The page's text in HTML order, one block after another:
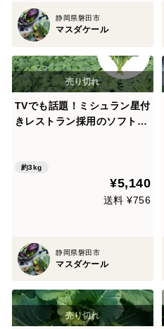
静岡県磐田市
マスダケール
TVでも話題！ミシュラン星付
きレストラン採用のソフトケ
約3kg
¥5,140
送料 ¥756
静岡県磐田市
マスダケール